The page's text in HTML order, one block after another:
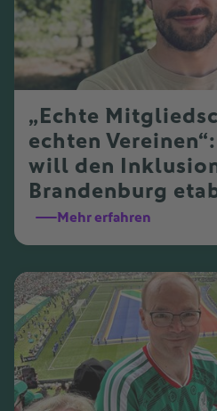
„Echte
echten
will den
Brandenburg
Mehr erfahren